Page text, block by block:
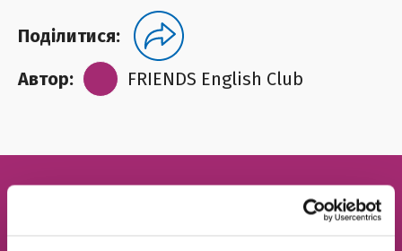
Поділитися:
Автор:
FRIENDS English Club